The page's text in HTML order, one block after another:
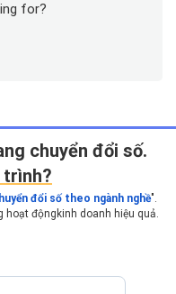
for?
chuyển đổi số.
trình?
đổi số theo ngành nghề".
hoạt động kinh doanh hiệu quả.